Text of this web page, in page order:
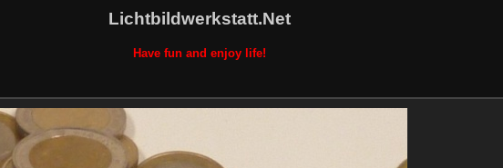
Lichtbildwerkstatt.Net
Have fun and enjoy life!